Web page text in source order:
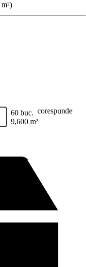
m²)
60 buc. corespunde
9,600 m²